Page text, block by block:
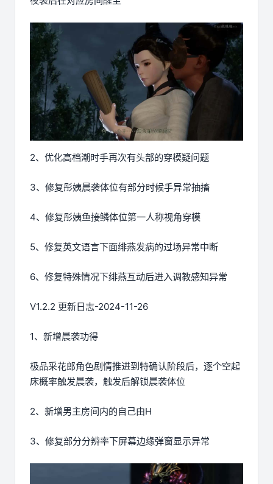
2、优化高档潮时手再次有头部的穿模疑问题
3、修复彤姨晨袭体位有部分时候手异常抽搐
4、修复彤姨鱼接鳞体位第一人称视角穿模
5、修复英文语言下面绯燕发病的过场异常中断
6、修复特殊情况下绯燕互动后进入调教感知异常
V1.2.2 更新日志-2024-11-26
1、新增晨袭功得
极品采花郎角色剧情推进到特确认阶段后，逐个空起
床概率触发晨袭，触发后解锁晨袭体位
2、新增男主房间内的自己由H
3、修复部分分辨率下屏幕边缘弹窗显示异常